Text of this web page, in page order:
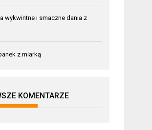
wykwintne i smaczne dania z
z miarką
KOMENTARZE